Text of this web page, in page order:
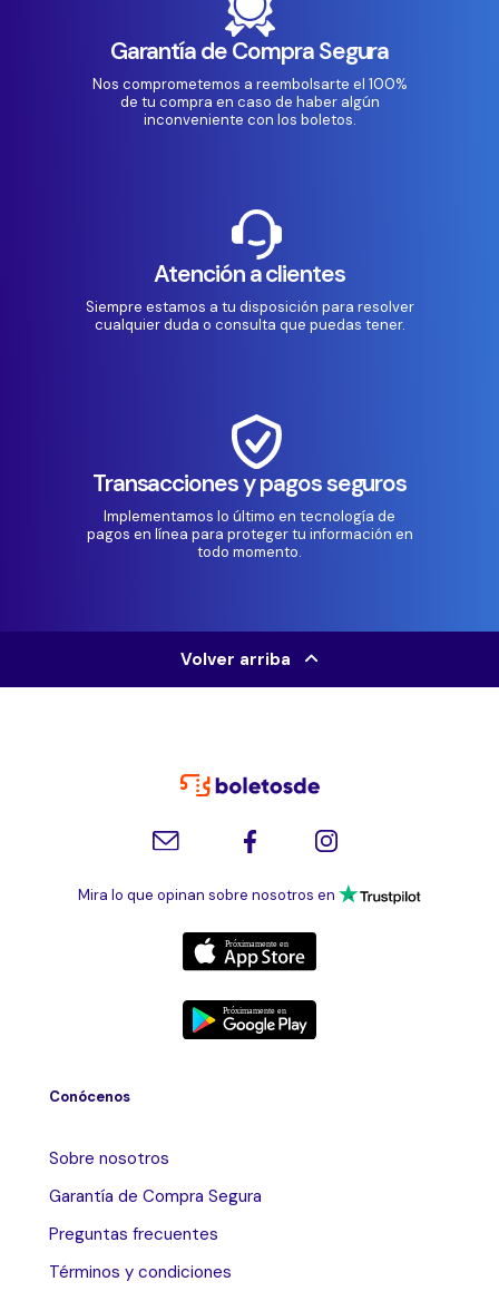
Garantía de Compra Segura
Nos comprometemos a reembolsarte el 100%
de tu compra en caso de haber algún
inconveniente con los boletos.
Atención a clientes
Siempre estamos a tu disposición para resolver
cualquier duda o consulta que puedas tener.
Transacciones y pagos seguros
Implementamos lo último en tecnología de
pagos en línea para proteger tu información en
todo momento.
Volver arriba
Mira lo que opinan sobre nosotros en
Conócenos
Sobre nosotros
Garantía de Compra Segura
Preguntas frecuentes
Términos y condiciones